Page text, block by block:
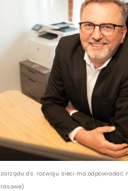
ds. rozwoju sieci ma odpowiadać